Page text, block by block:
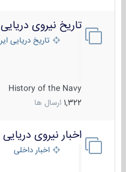
تاریخ نیروی دریایی
تاریخ دریایی ایران
History of the Navy
1,322 ارسال ها
اخبار نیروی دریایی
اخبار داخلی